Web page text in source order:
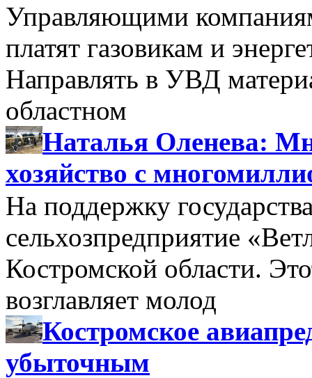
Управляющими
платят газовикам и
Направлять в УВД
областном
Наталья Оленева:
хозяйство с
На поддержку
сельхозпредприятие
Костромской области.
возглавляет молод
Костромское
убыточным